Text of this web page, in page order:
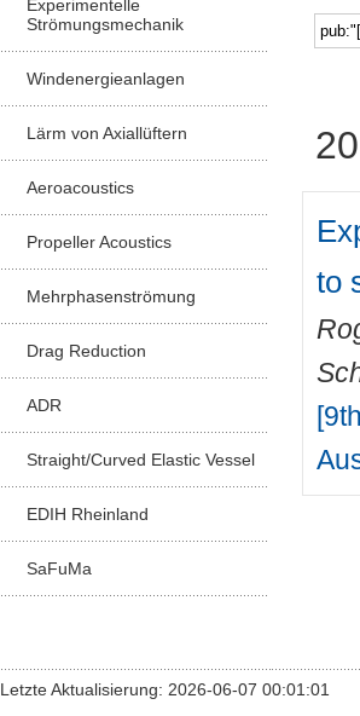
Experimentelle
Strömungsmechanik
Windenergieanlagen
Lärm von Axiallüftern
Aeroacoustics
Propeller Acoustics
Mehrphasenströmung
Drag Reduction
ADR
Straight/Curved Elastic Vessel
EDIH Rheinland
SaFuMa
to
Letzte Aktualisierung: 2026-06-07 00:01:01